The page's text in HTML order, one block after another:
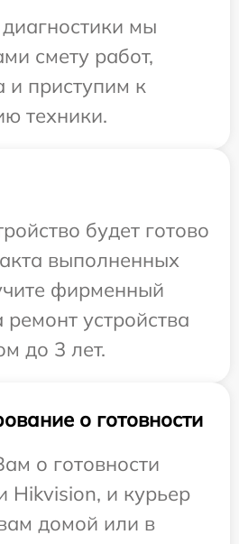
мы
смету работ,
и приступим к
техники.
будет готово
выполненных
фирменный
устройства
до 3 лет.
о готовности
о готовности
Hikvision, и курьер
домой или в